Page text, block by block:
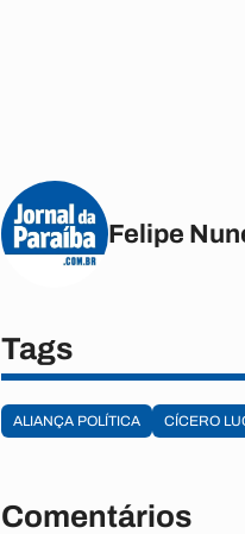
Felipe
Tags
ALIANÇA POLÍTICA CÍCERO
Comentários